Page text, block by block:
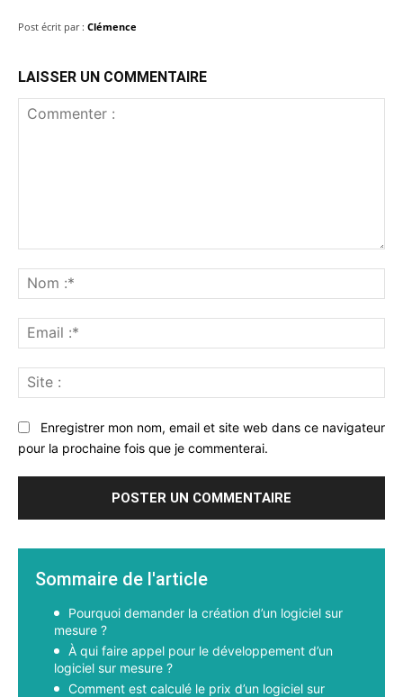
Post écrit par : Clémence
LAISSER UN COMMENTAIRE
:*
:*
:
Enregistrer mon nom, email et site web dans ce navigateur
pour la prochaine fois que je commenterai.
Sommaire de l'article
Pourquoi demander la création d’un logiciel sur
mesure ?
À qui faire appel pour le développement d’un
logiciel sur mesure ?
Comment est calculé le prix d’un logiciel sur